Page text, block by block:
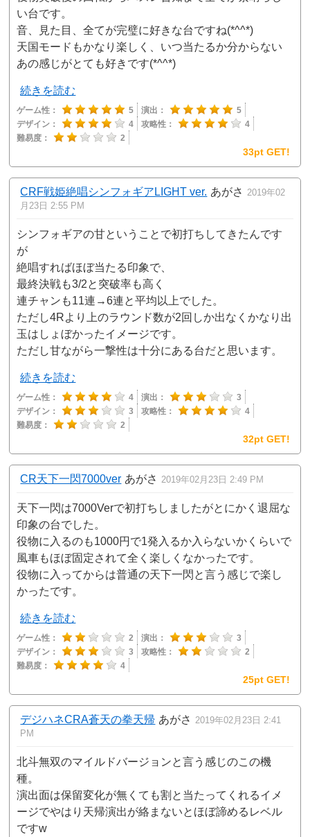
い台です。
音、見た目、全てが完璧に好きな台ですね(*^^*)
天国モードもかなり楽しく、いつ当たるか分からない
あの感じがとても好きです(*^^*)
続きを読む
ゲーム性： 5 演出：
5
デザイン：
4 攻略性：
4
難易度：
2
33pt GET!
CRF戦姫絶唱シンフォギアLIGHT ver. あがさ 2019年02
月23日 2:55 PM
シンフォギアの甘ということで初打ちしてきたんです
が
絶唱すればほぼ当たる印象で、
最終決戦も3/2と突破率も高く
連チャンも11連→6連と平均以上でした。
ただし4Rより上のラウンド数が2回しか出なくかなり出
玉はしょぼかったイメージです。
ただし甘ながら一撃性は十分にある台だと思います。
続きを読む
ゲーム性： 4 演出：
3
デザイン：
3 攻略性：
4
難易度：
2
32pt GET!
CR天下一閃7000ver あがさ 2019年02月23日 2:49 PM
天下一閃は7000Verで初打ちしましたがとにかく退屈な
印象の台でした。
役物に入るのも1000円で1発入るか入らないかくらいで
風車もほぼ固定されて全く楽しくなかったです。
役物に入ってからは普通の天下一閃と言う感じで楽し
かったです。
続きを読む
ゲーム性： 2 演出：
3
デザイン：
3 攻略性：
2
難易度：
4
25pt GET!
デジハネCRA蒼天の拳天帰 あがさ 2019年02月23日 2:41
PM
北斗無双のマイルドバージョンと言う感じのこの機
種。
演出面は保留変化が無くても割と当たってくれるイメ
ージでやはり天帰演出が絡まないとほぼ諦めるレベル
ですw